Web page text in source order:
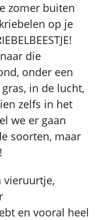
zomer buiten
op je
die
onder een
in de lucht,
zelfs in het
we er gaan
soorten, maar
vieruurtje,
en vooral heel